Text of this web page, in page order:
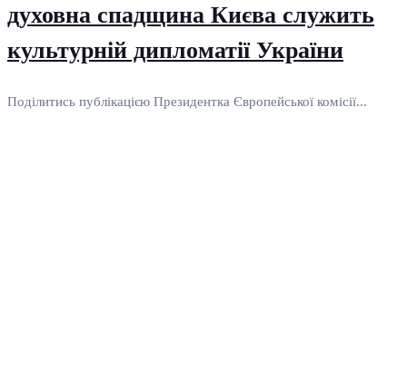
духовна спадщина Києва служить
культурній дипломатії України
Поділитись публікацією Президентка Європейської комісії...